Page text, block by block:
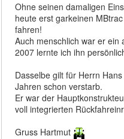
Ohne seinen damaligen
heute erst garkeinen
fahren!
Auch menschlich war er ein
2007 lernte ich ihn
Dasselbe gilt für Herrn
Jahren schon verstarb.
Er war der
voll integrierten
Gruss Hartmut